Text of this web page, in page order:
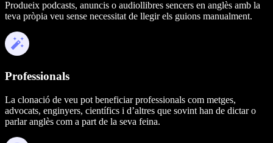
Produeix podcasts, anuncis o audiollibres sencers en anglès amb la
teva pròpia veu sense necessitat de llegir els guions manualment.
Professionals
La clonació de veu pot beneficiar professionals com metges,
advocats, enginyers, científics i d’altres que sovint han de dictar o
parlar anglès com a part de la seva feina.